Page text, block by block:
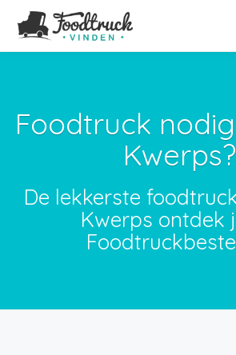
Foodtruck
Kwerps?
De lekkerste
Kwerps ontdek